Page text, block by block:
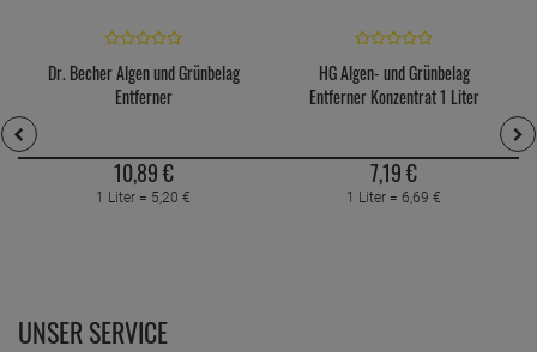
Dr. Becher Algen und Grünbelag
Entferner
10,89€
1 Liter = 5,20 €
HG Algen- und Grünbelag
Entferner Konzentrat 1 Liter
7,19€
1 Liter = 6,69 €
UNSER SERVICE